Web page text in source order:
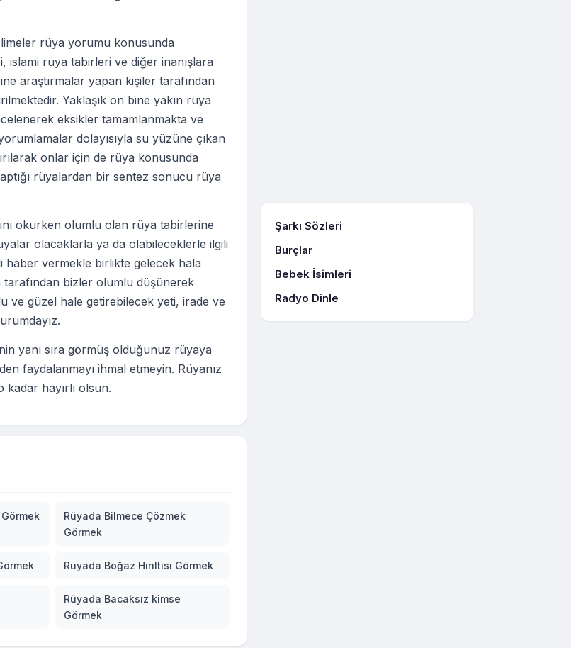
rüya yorumu konusunda
islami rüya tabirleri ve diğer inanışlara
araştırmalar yapan kişiler tarafından
Yaklaşık on bine yakın rüya
eksikler tamamlanmakta ve
dolayısıyla su yüzüne çıkan
onlar için de rüya konusunda
rüyalardan bir sentez sonucu rüya
okurken olumlu olan rüya tabirlerine
olacaklarla ya da olabileceklerle ilgili
haber vermekle birlikte gelecek hala
tarafından bizler olumlu düşünerek
ve güzel hale getirebilecek yeti, irade ve
yanı sıra görmüş olduğunuz rüyaya
faydalanmayı ihmal etmeyin. Rüyanız
kadar hayırlı olsun.
Rüyada Bilmece Çözmek
Görmek
Rüyada Boğaz Hırıltısı Görmek
Rüyada Bacaksız kimse
Görmek
Şarkı Sözleri
Burçlar
Bebek İsimleri
Radyo Dinle